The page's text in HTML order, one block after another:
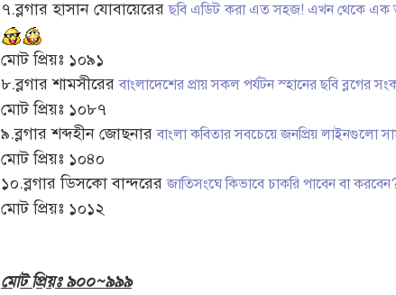
৭.ব্লগার হাসান যোবায়েরেরছবি এডিট করা এত সহজ! এখন থেকে এক
মোট প্রিয়ঃ ১০৯১
৮.ব্লগার শামসীরেরবাংলাদেশের প্রায় সকল পর্যটন স্হানের ছবি ব্লগের
মোট প্রিয়ঃ ১০৮৭
৯.ব্লগার শব্দহীন জোছনারবাংলা কবিতার সবচেয়ে জনপ্রিয় লাইনগুলো
মোট প্রিয়ঃ ১০৪০
১০.ব্লগার ডিসকো বান্দরেরজাতিসংঘে কিভাবে চাকরি পাবেন বা
মোট প্রিয়ঃ ১০১২
মোট প্রিয়ঃ ৯০০~৯৯৯